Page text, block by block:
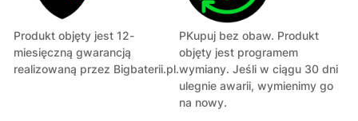
Produkt objęty jest 12-
miesięczną gwarancją
realizowaną przez Bigbaterii.pl.
PKupuj bez obaw. Produkt
objęty jest programem
wymiany. Jeśli w ciągu 30 dni
ulegnie awarii, wymienimy go
na nowy.